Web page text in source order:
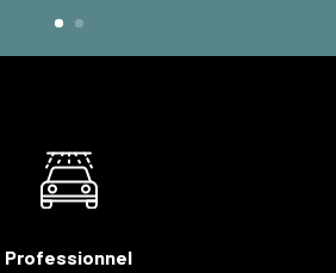
Professionnel